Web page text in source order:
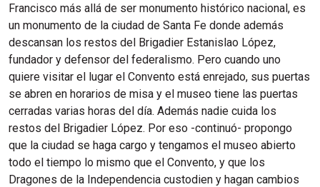
Francisco más allá de ser monumento histórico nacional, es
un monumento de la ciudad de Santa Fe donde además
descansan los restos del Brigadier Estanislao López,
fundador y defensor del federalismo. Pero cuando uno
quiere visitar el lugar el Convento está enrejado, sus puertas
se abren en horarios de misa y el museo tiene las puertas
cerradas varias horas del día. Además nadie cuida los
restos del Brigadier López. Por eso -continuó- propongo
que la ciudad se haga cargo y tengamos el museo abierto
todo el tiempo lo mismo que el Convento, y que los
Dragones de la Independencia custodien y hagan cambios